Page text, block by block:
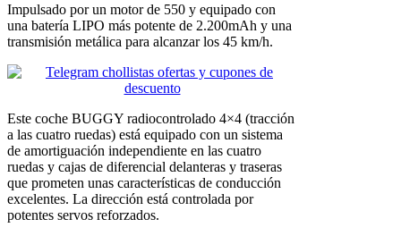
Impulsado por un motor de 550 y equipado con
una batería LIPO más potente de 2.200mAh y una
transmisión metálica para alcanzar los 45 km/h.
Este coche BUGGY radiocontrolado 4×4 (tracción
a las cuatro ruedas) está equipado con un sistema
de amortiguación independiente en las cuatro
ruedas y cajas de diferencial delanteras y traseras
que prometen unas características de conducción
excelentes. La dirección está controlada por
potentes servos reforzados.